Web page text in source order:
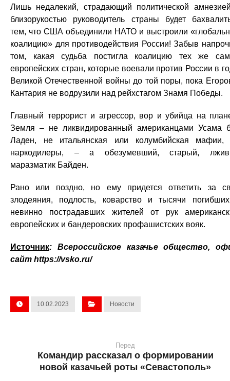
Лишь недалекий, страдающий политической
близорукостью руководитель страны будет
тем, что США объединили НАТО и выстроили
коалицию» для противодействия России! Забыв
том, какая судьба постигла коалицию тех же
европейских стран, которые воевали против России в
Великой Отечественной войны до той поры, пока
Кантария не водрузили над рейхстагом Знамя Победы.
Главный террорист и агрессор, вор и убийца на
Земля – не ликвидированный американцами Усама
Ладен, не итальянская или колумбийская мафии,
наркодилеры, – а обезумевший, старый,
маразматик Байден.
Рано или поздно, но ему придется ответить за
злодеяния, подлость, коварство и тысячи
невинно пострадавших жителей от рук
европейских и бандеровских профашистских вояк.
Источник: Всероссийское казачье общество,
сайт https://vsko.ru/
10.02.2023 Новости
Перед
Командир рассказал о формировании
новой казачьей роты «Севастополь»